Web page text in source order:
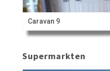
Caravan 9
Supermarkten